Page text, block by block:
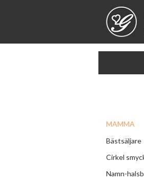
MAMMA
Bästsäljare
Cirkel
Namn-